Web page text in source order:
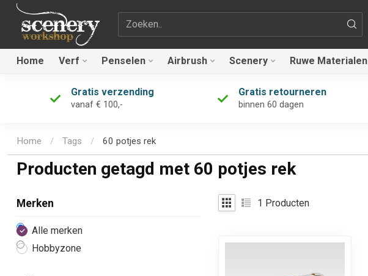
Zoekterm
Home Verf Penselen Airbrush Scenery Ruwe Materialen
Gratis verzending
vanaf € 100,-
Gratis retourneren
binnen 60 dagen
Home / Tags / 60 potjes rek
Producten getagd met 60 potjes rek
Merken
Alle merken
Hobbyzone
1 Producten